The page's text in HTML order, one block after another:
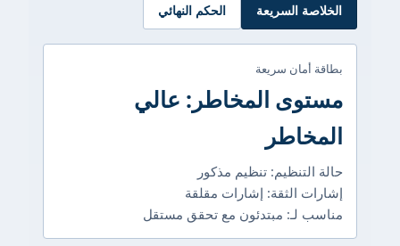
الخلاصة السريعة الحكم النهائي
بطاقة أمان سريعة
مستوى المخاطر: عالي
المخاطر
حالة التنظيم: تنظيم مذكور
إشارات الثقة: إشارات مقلقة
مناسب لـ: مبتدئون مع تحقق مستقل